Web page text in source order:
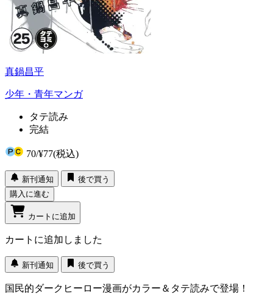
真鍋昌平
少年・青年マンガ
タテ読み
完結
70/¥77(税込)
新刊通知
後で買う
購入に進む
カートに追加
カートに追加しました
新刊通知 後で買う
国民的ダークヒーロー漫画がカラー＆タテ読みで登場！